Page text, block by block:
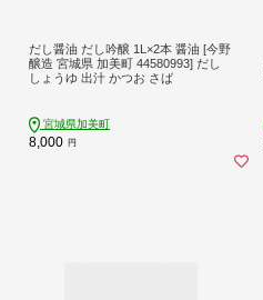
だし醤油 だし吟醸 1L×2本 醤油 [今野
醸造 宮城県 加美町 44580993] だし
しょうゆ 出汁 かつお さば
宮城県加美町
8,000 円